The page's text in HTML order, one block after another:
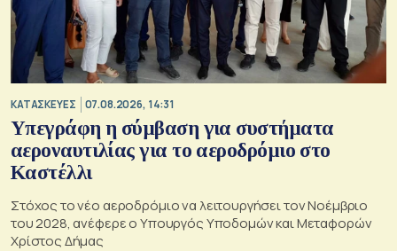
ΚΑΤΑΣΚΕΥΕΣ 07.08.2026, 14:31
Υπεγράφη η σύμβαση για συστήματα
αεροναυτιλίας για το αεροδρόμιο στο
Καστέλλι
Στόχος το νέο αεροδρόμιο να λειτουργήσει τον Νοέμβριο
του 2028, ανέφερε ο Υπουργός Υποδομών και Μεταφορών
Χρίστος Δήμας